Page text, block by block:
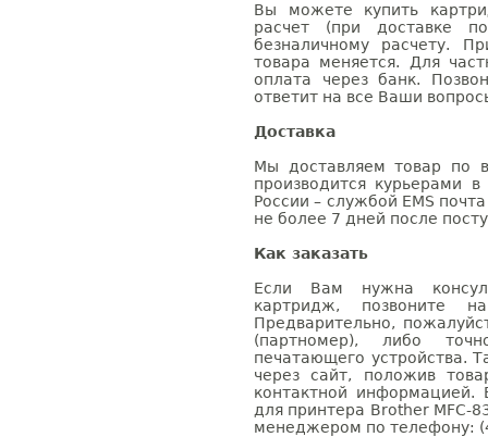
Вы можете купить
расчет (при доставке
безналичному расчету.
товара меняется. Для
оплата через банк.
ответит на все Ваши
Доставка
Мы доставляем товар по
производится курьерами
России – службой EMS
не более 7 дней после
Как заказать
Если Вам нужна
картридж, позвоните
Предварительно,
(партномер), либо
печатающего устройства.
через сайт, положив
контактной информацией.
для принтера Brother MFC-
менеджером по телефону: